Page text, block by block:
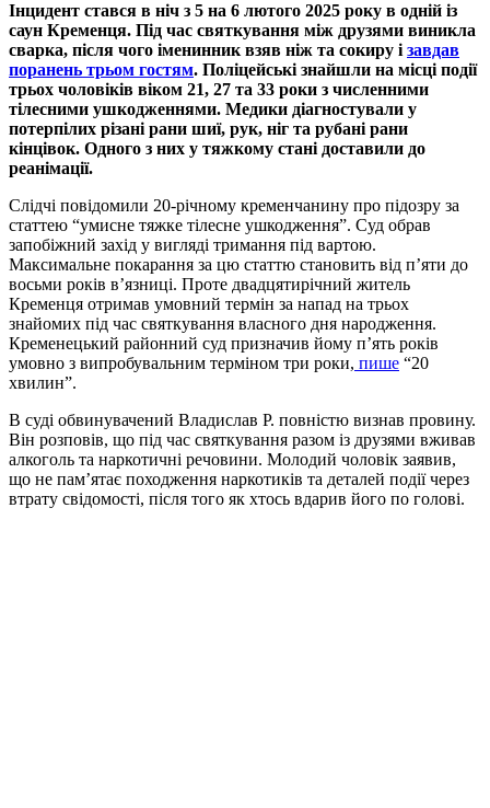
Інцидент стався в ніч з 5 на 6 лютого 2025 року в одній із
саун Кременця. Під час святкування між друзями виникла
сварка, після чого іменинник взяв ніж та сокиру ізавдав
поранень трьом гостям. Поліцейські знайшли на місці події
трьох чоловіків віком 21, 27 та 33 роки з численними
тілесними ушкодженнями. Медики діагностували у
потерпілих різані рани шиї, рук, ніг та рубані рани
кінцівок. Одного з них у тяжкому стані доставили до
реанімації.
Слідчі повідомили 20-річному кременчанину про підозру за
статтею “умисне тяжке тілесне ушкодження”. Суд обрав
запобіжний захід у вигляді тримання під вартою.
Максимальне покарання за цю статтю становить від п’яти до
восьми років в’язниці. Проте двадцятирічний житель
Кременця отримав умовний термін за напад на трьох
знайомих під час святкування власного дня народження.
Кременецький районний суд призначив йому п’ять років
умовно з випробувальним терміном три роки, пише “20
хвилин”.
В суді обвинувачений Владислав Р. повністю визнав провину.
Він розповів, що під час святкування разом із друзями вживав
алкоголь та наркотичні речовини. Молодий чоловік заявив,
що не пам’ятає походження наркотиків та деталей події через
втрату свідомості, після того як хтось вдарив його по голові.